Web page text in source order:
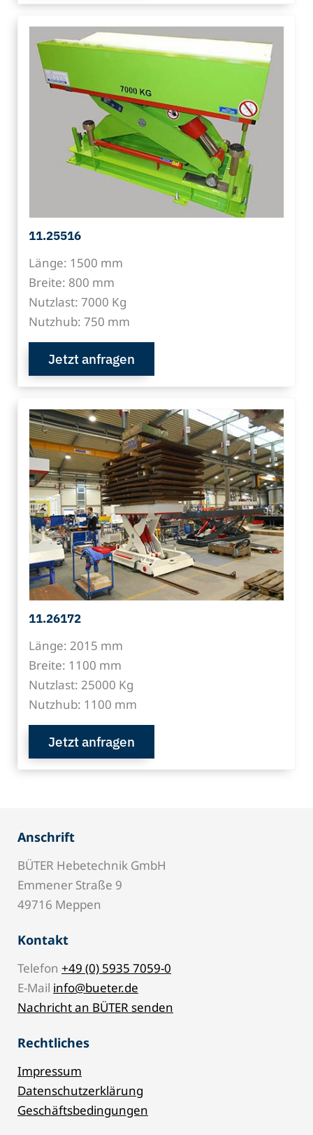
11.25516
Länge: 1500 mm
Breite: 800 mm
Nutzlast: 7000 Kg
Nutzhub: 750 mm
Jetzt anfragen
11.26172
Länge: 2015 mm
Breite: 1100 mm
Nutzlast: 25000 Kg
Nutzhub: 1100 mm
Jetzt anfragen
Anschrift
BÜTER Hebetechnik GmbH
Emmener Straße 9
49716 Meppen
Kontakt
Telefon +49 (0) 5935 7059-0
E-Mail info@bueter.de
Nachricht an BÜTER senden
Rechtliches
Impressum
Datenschutzerklärung
Geschäftsbedingungen